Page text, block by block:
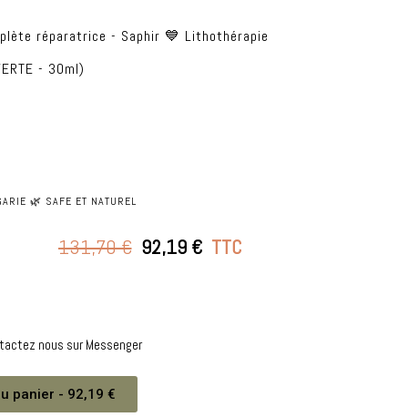
réparatrice - Saphir 💙 Lithothérapie
- 30ml)
🌿 SAFE ET NATUREL
131,70 € 92,19 € TTC
nous sur Messenger
panier - 92,19 €